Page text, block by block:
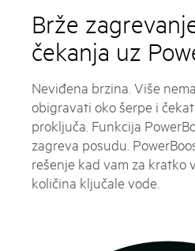
Brže
čekanja uz
Neviđena brzina. Više
obigravati oko šerpe i
proključa. Funkcija
zagreva posudu.
rešenje kad vam za kratko
količina ključale vode.